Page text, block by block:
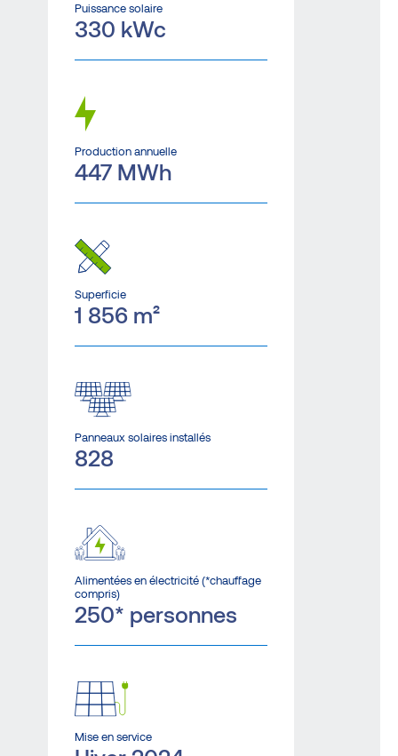
Puissance solaire
330 kWc
Production annuelle
447 MWh
Superficie
1 856 m²
Panneaux solaires installés
828
Alimentées en électricité (*chauffage
compris)
250* personnes
Mise en service